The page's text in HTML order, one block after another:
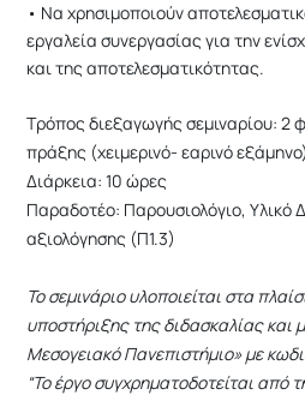
• Να χρησιμοποιούν
εργαλεία συνεργασίας για την
και της αποτελεσματικότητας.
Τρόπος διεξαγωγής σεμιναρίου: 2
πράξης (χειμερινό- εαρινό
Διάρκεια: 10 ώρες
Παραδοτέο: Παρουσιολόγιο, Υλικό
αξιολόγησης (Π1.3)
Το σεμινάριο υλοποιείται στα
υποστήριξης της διδασκαλίας και
Μεσογειακό Πανεπιστήμιο» με
“Το έργο συγχρηματοδοτείται από